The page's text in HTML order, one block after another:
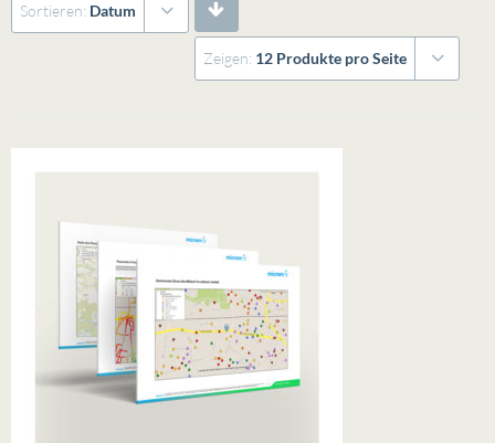
Sortieren: Datum
Zeigen: 12 Produkte pro Seite